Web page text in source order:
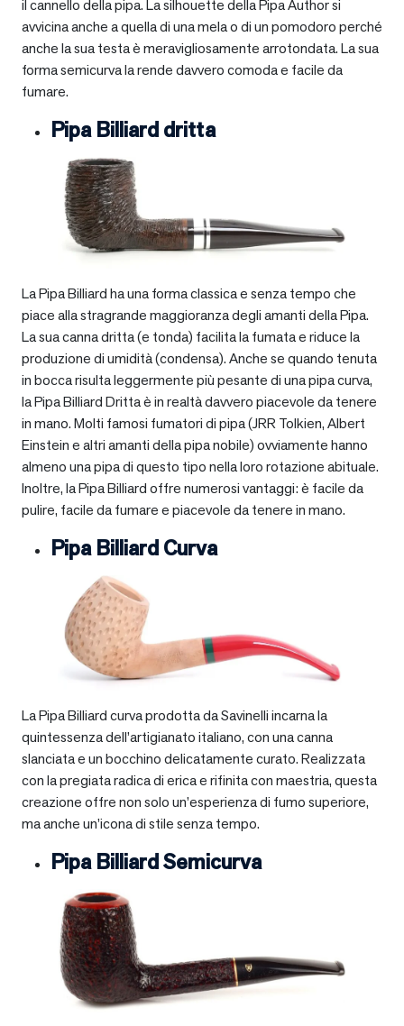
il cannello della pipa. La silhouette della Pipa Author si
avvicina anche a quella di una mela o di un pomodoro perché
anche la sua testa è meravigliosamente arrotondata. La sua
forma semicurva la rende davvero comoda e facile da
fumare.
Pipa Billiard dritta
La Pipa Billiard ha una forma classica e senza tempo che
piace alla stragrande maggioranza degli amanti della Pipa.
La sua canna dritta (e tonda) facilita la fumata e riduce la
produzione di umidità (condensa). Anche se quando tenuta
in bocca risulta leggermente più pesante di una pipa curva,
la Pipa Billiard Dritta è in realtà davvero piacevole da tenere
in mano. Molti famosi fumatori di pipa (JRR Tolkien, Albert
Einstein e altri amanti della pipa nobile) ovviamente hanno
almeno una pipa di questo tipo nella loro rotazione abituale.
Inoltre, la Pipa Billiard offre numerosi vantaggi: è facile da
pulire, facile da fumare e piacevole da tenere in mano.
Pipa Billiard Curva
La Pipa Billiard curva prodotta da Savinelli incarna la
quintessenza dell’artigianato italiano, con una canna
slanciata e un bocchino delicatamente curato. Realizzata
con la pregiata radica di erica e rifinita con maestria, questa
creazione offre non solo un’esperienza di fumo superiore,
ma anche un’icona di stile senza tempo.
Pipa Billiard Semicurva